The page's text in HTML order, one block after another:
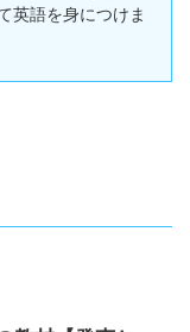
英語を身につけま